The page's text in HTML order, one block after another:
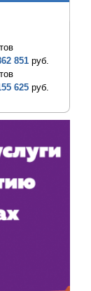
851 руб.
625 руб.